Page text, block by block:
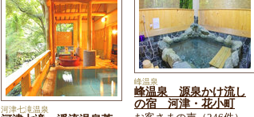
河津七滝温泉
峰温泉
峰温泉 源泉かけ流し
の宿 河津・花小町